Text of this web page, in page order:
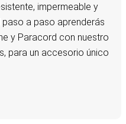
impermeable y
a paso aprenderás
y Paracord con nuestro
para un accesorio único